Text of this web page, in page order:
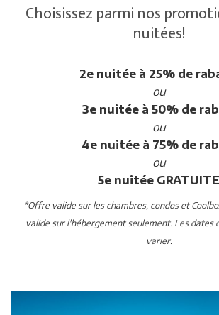
Choisissez parmi nos
nuitées!
2e nuitée à 25% de
ou
3e nuitée à 50% de
ou
4e nuitée à 75% de
ou
5e nuitée GRATUITE
*Offre valide sur les chambres, condos et
valide sur l'hébergement seulement. Les dates
varier.